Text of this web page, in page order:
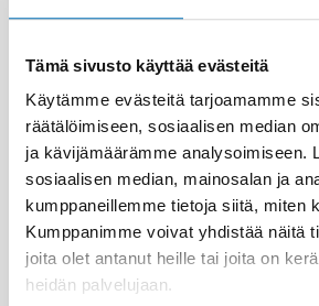
Tämä sivusto käyttää evästeitä
Käytämme evästeitä tarjoamamme
räätälöimiseen, sosiaalisen median
ja kävijämäärämme analysoimiseen.
sosiaalisen median, mainosalan ja
kumppaneillemme tietoja siitä, miten
Kumppanimme voivat yhdistää näitä
joita olet antanut heille tai joita on
heidän palvelujaan.
MAAHANMUUTTAJIEN INTEGRAATIO
Integration Norden har